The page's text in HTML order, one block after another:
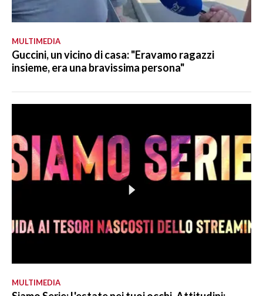
MULTIMEDIA
Guccini, un vicino di casa: "Eravamo ragazzi
insieme, era una bravissima persona"
MULTIMEDIA